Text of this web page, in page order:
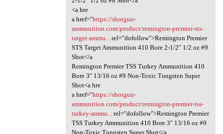
<a hre
a href="https://shotgun-
ammunition.com/product/remington-premier-sts-
target-ammu...rel="dofollow">Remington Premier
STS Target Ammunition 410 Bore 2-1/2″ 1/2 oz #9
Shot</a
Remington Premier TSS Turkey Ammunition 410
Bore 3″ 13/16 oz #9 Non-Toxic Tungsten Super
Shot<a hre
a href="https://shotgun-
ammunition.com/product/remington-premier-tss-
turkey-ammu...rel="dofollow">Remington Premier
TSS Turkey Ammunition 410 Bore 3″ 13/16 oz #9
Non-Toxic Tungsten Super Shot</a